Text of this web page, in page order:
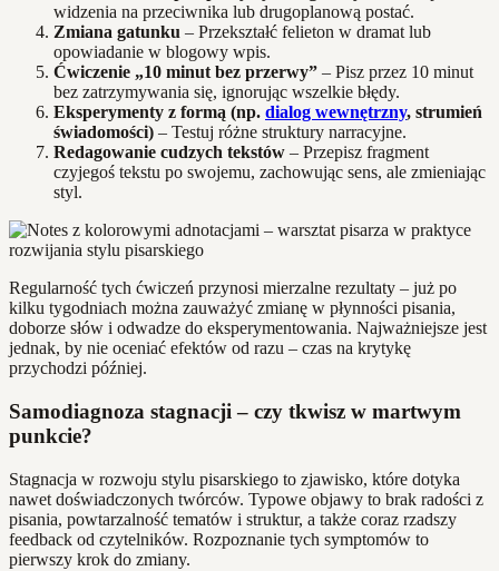
widzenia na przeciwnika lub drugoplanową postać.
Zmiana gatunku – Przekształć felieton w dramat lub
opowiadanie w blogowy wpis.
Ćwiczenie „10 minut bez przerwy” – Pisz przez 10 minut
bez zatrzymywania się, ignorując wszelkie błędy.
Eksperymenty z formą (np. dialog wewnętrzny, strumień
świadomości) – Testuj różne struktury narracyjne.
Redagowanie cudzych tekstów – Przepisz fragment
czyjegoś tekstu po swojemu, zachowując sens, ale zmieniając
styl.
Regularność tych ćwiczeń przynosi mierzalne rezultaty – już po
kilku tygodniach można zauważyć zmianę w płynności pisania,
doborze słów i odwadze do eksperymentowania. Najważniejsze jest
jednak, by nie oceniać efektów od razu – czas na krytykę
przychodzi później.
Samodiagnoza stagnacji – czy tkwisz w martwym
punkcie?
Stagnacja w rozwoju stylu pisarskiego to zjawisko, które dotyka
nawet doświadczonych twórców. Typowe objawy to brak radości z
pisania, powtarzalność tematów i struktur, a także coraz rzadszy
feedback od czytelników. Rozpoznanie tych symptomów to
pierwszy krok do zmiany.